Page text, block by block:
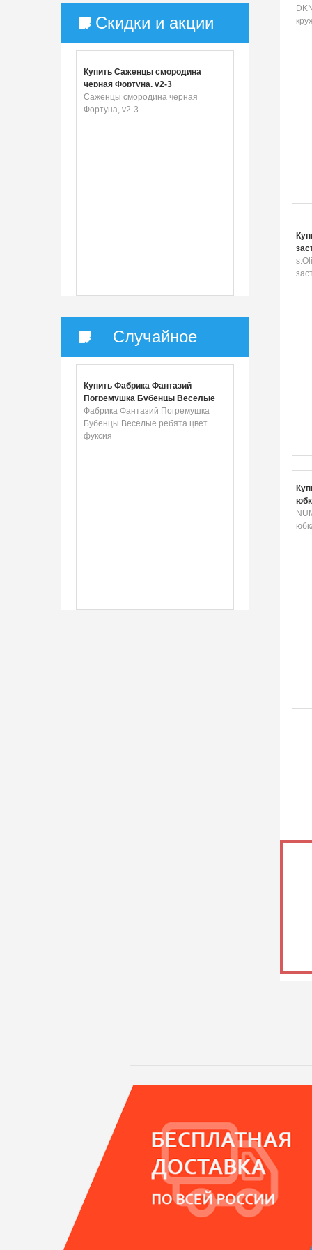
Скидки и акции
Купить Саженцы смородина
черная Фортуна, v2-3
Саженцы смородина черная
Фортуна, v2-3
Случайное
Купить Фабрика Фантазий
Погремушка Бубенцы Веселые
ребята цвет фуксия
Фабрика Фантазий Погремушка
Бубенцы Веселые ребята цвет
фуксия